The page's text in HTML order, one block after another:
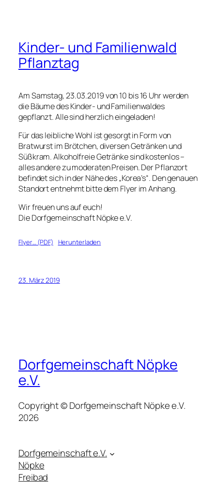
Kinder- und Familienwald
Pflanztag
Am Samstag, 23.03.2019 von 10 bis 16 Uhr werden
die Bäume des Kinder- und Familienwaldes
gepflanzt. Alle sind herzlich eingeladen!
Für das leibliche Wohl ist gesorgt in Form von
Bratwurst im Brötchen, diversen Getränken und
Süßkram. Alkoholfreie Getränke sind kostenlos –
alles andere zu moderaten Preisen. Der Pflanzort
befindet sich in der Nähe des „Korea’s“. Den genauen
Standort entnehmt bitte dem Flyer im Anhang.
Wir freuen uns auf euch!
Die Dorfgemeinschaft Nöpke e.V.
Flyer… (PDF) Herunterladen
23. März 2019
Dorfgemeinschaft Nöpke
e.V.
Copyright © Dorfgemeinschaft Nöpke e.V.
2026
Dorfgemeinschaft e.V.
Nöpke
Freibad